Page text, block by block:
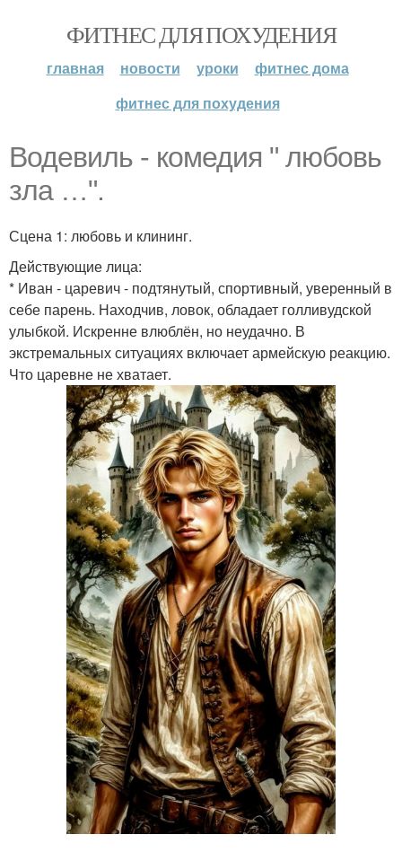
ФИТНЕС ДЛЯ ПОХУДЕНИЯ
главная новости уроки
фитнес дома
фитнес для похудения
Водевиль - комедия " любовь
зла …".
Сцена 1: любовь и клининг.
Действующие лица:
* Иван - царевич - подтянутый, спортивный, уверенный в
себе парень. Находчив, ловок, обладает голливудской
улыбкой. Искренне влюблён, но неудачно. В
экстремальных ситуациях включает армейскую реакцию.
Что царевне не хватает.